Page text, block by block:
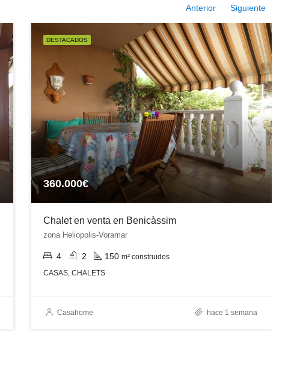
Anterior Siguiente
DESTACADOS
360.000€
Chalet en venta en Benicàssim
zona Heliopolis-Voramar
4 2 150 m² construidos
CASAS, CHALETS
Casahome hace 1 semana